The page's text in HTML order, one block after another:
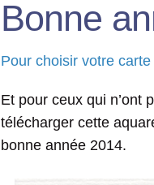
Bonne
Pour choisir votre
Et pour ceux qui n’ont
télécharger cette
bonne année 2014.